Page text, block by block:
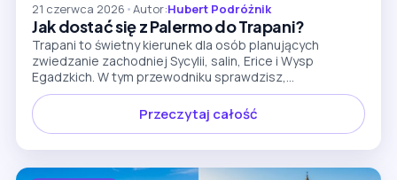
21 czerwca 2026 •Autor:Hubert Podróżnik
Jak dostać się z Palermo do Trapani?
Trapani to świetny kierunek dla osób planujących
zwiedzanie zachodniej Sycylii, salin, Erice i Wysp
Egadzkich. W tym przewodniku sprawdzisz,...
Przeczytaj całość